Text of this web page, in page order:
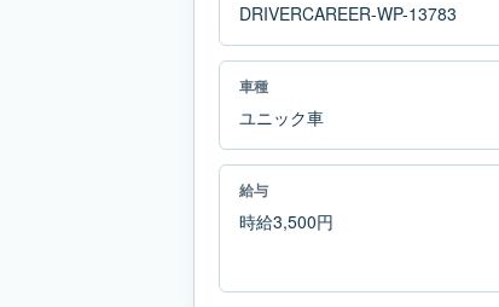
DRIVERCAREER-WP-13783
車種
ユニック車
給与
時給3,500円